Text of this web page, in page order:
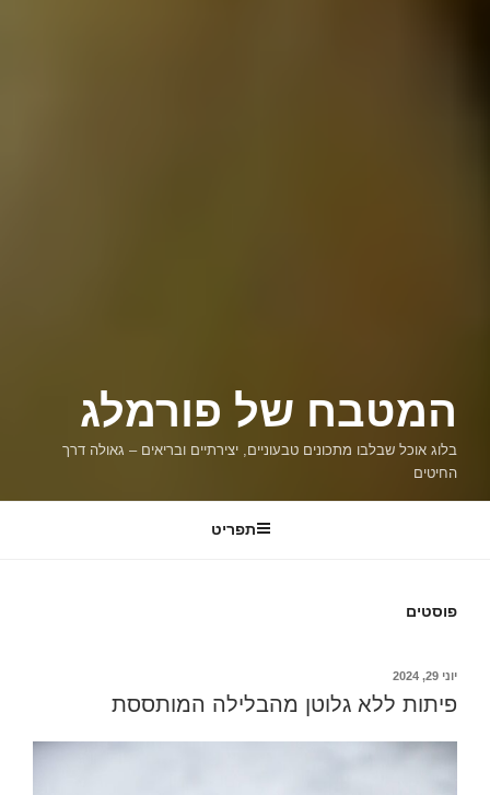
המטבח של פורמלג
בלוג אוכל שבלבו מתכונים טבעוניים, יצירתיים ובריאים – גאולה דרך
החיטים
תפריט
פוסטים
פורסם
יוני 29, 2024
פיתות ללא גלוטן מהבלילה המותססת